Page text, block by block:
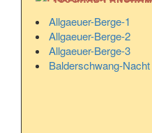
Allgaeuer-Berge-1
Allgaeuer-Berge-2
Allgaeuer-Berge-3
Balderschwang-Nacht